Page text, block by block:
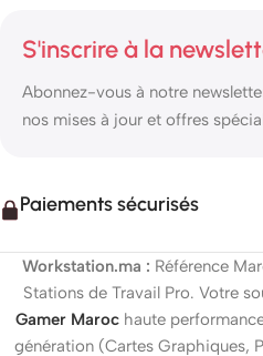
S'inscrire à la
Abonnez-vous à notre
nos mises à jour et offres
Paiements sécurisés
Workstation.ma : Référence
Stations de Travail Pro. Votre
Gamer Marochaute
génération (Cartes Graphiques,